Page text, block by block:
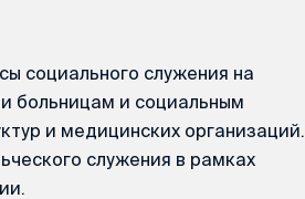
социального служения на
больницам и социальным
и медицинских организаций.
служения в рамках